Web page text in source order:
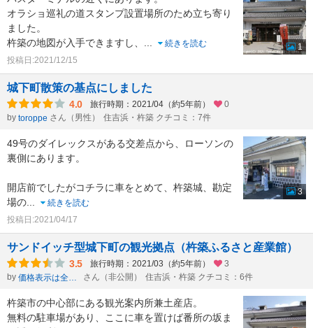
オラショ巡礼の道スタンプ設置場所のため立ち寄り
ました。
杵築の地図が入手できますし、 ...
続きを読む
投稿日:2021/12/15
1
城下町散策の基点にしました
4.0 旅行時期：2021/04（約5年前）
0
by toroppe さん（男性） 住吉浜・杵築 クチコミ：7件
49号のダイレックスがある交差点から、ローソンの
裏側にあります。
開店前でしたがコチラに車をとめて、杵築城、勘定
場の...
続きを読む
投稿日:2021/04/17
3
サンドイッチ型城下町の観光拠点（杵築ふるさと産業館）
3.5 旅行時期：2021/03（約5年前）
3
by
価格表示は全て税込 さん（非公開） 住吉浜・杵築 クチコミ：6件
杵築市の中心部にある観光案内所兼土産店。
無料の駐車場があり、ここに車を置けば番所の坂ま